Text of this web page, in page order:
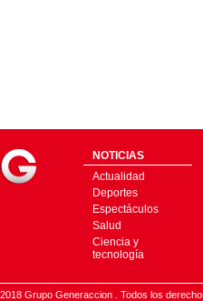
NOTICIAS
Actualidad
Deportes
Espectáculos
Salud
Ciencia y
tecnología
2018 Grupo Generaccion . Todos los